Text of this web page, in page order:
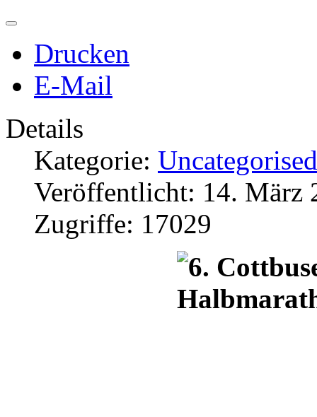
Drucken
E-Mail
Details
Kategorie: Uncategorised
Veröffentlicht: 14. März
Zugriffe: 17029